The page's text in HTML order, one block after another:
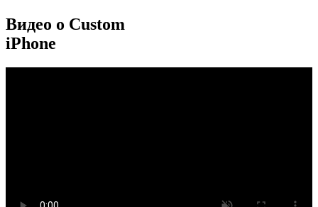
Видео о Custom
iPhone